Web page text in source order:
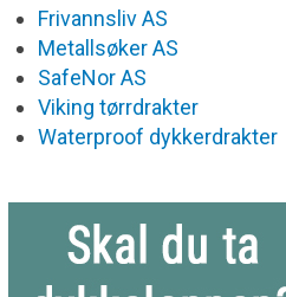
Frivannsliv AS
Metallsøker AS
SafeNor AS
Viking tørrdrakter
Waterproof dykkerdrakter